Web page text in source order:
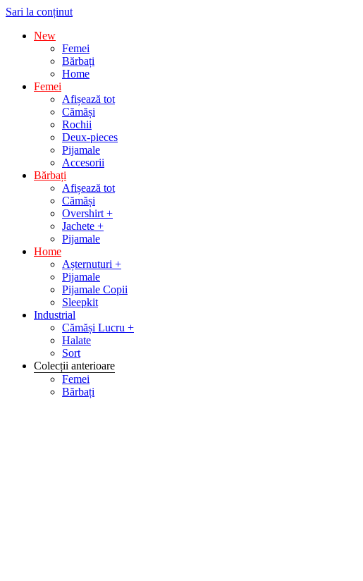
Sari la conținut
New
Femei
Bărbați
Home
Femei
Afișează tot
Cămăși
Rochii
Deux-pieces
Pijamale
Accesorii
Bărbați
Afișează tot
Cămăși
Overshirt +
Jachete +
Pijamale
Home
Așternuturi +
Pijamale
Pijamale Copii
Sleepkit
Industrial
Cămăși Lucru +
Halate
Sort
Colecții anterioare
Femei
Bărbați